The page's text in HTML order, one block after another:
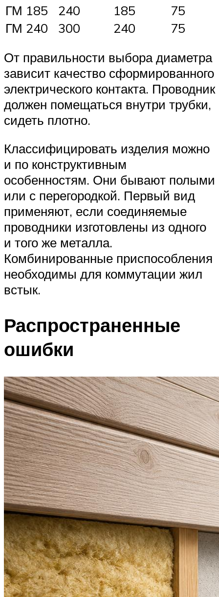
ГМ 185
240 185
75
ГМ 240
300 240
75
От правильности выбора диаметра
зависит качество сформированного
электрического контакта. Проводник
должен помещаться внутри трубки,
сидеть плотно.
Классифицировать изделия можно
и по конструктивным
особенностям. Они бывают полыми
или с перегородкой. Первый вид
применяют, если соединяемые
проводники изготовлены из одного
и того же металла.
Комбинированные приспособления
необходимы для коммутации жил
встык.
Распространенные
ошибки